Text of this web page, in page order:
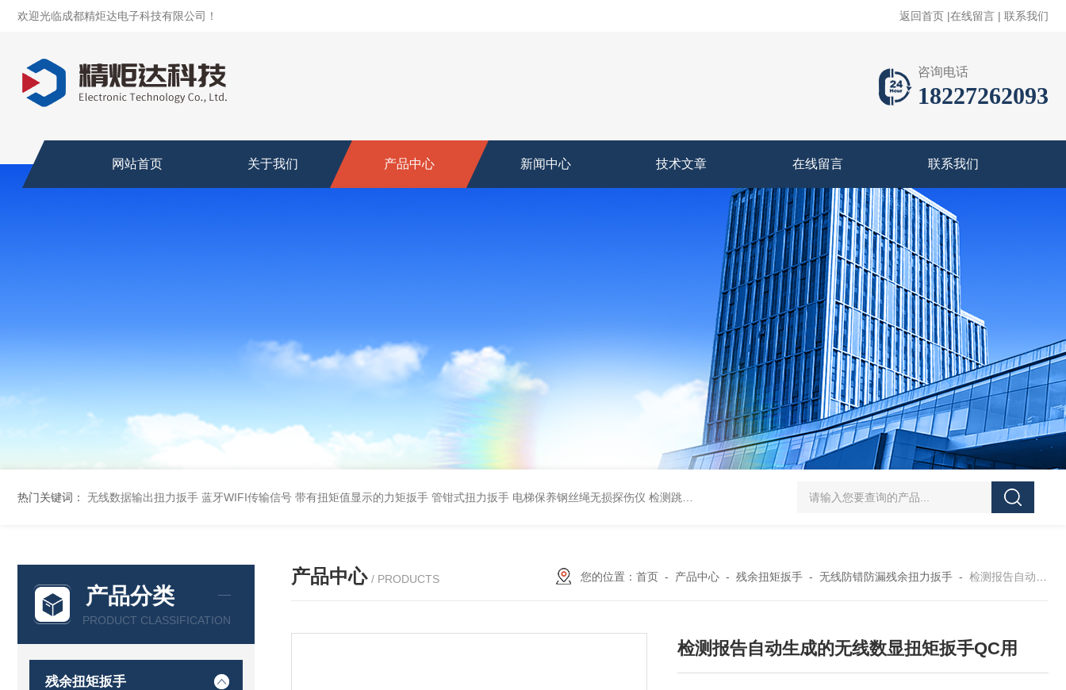
欢迎光临成都精炬达电子科技有限公司！ 返回首页 |在线留言 | 联系我们
咨询电话
18227262093
网站首页 关于我们 产品中心 新闻中心 技术文章 在线留言 联系我们
热门关键词： 无线数据输出扭力扳手 蓝牙WIFI传输信号 带有扭矩值显示的力矩扳手 管钳式扭力扳手 电梯保养钢丝绳无损探伤仪 检测跳丝/断丝 5-300N.m的扭矩扳手检定仪 机械扳手校准仪 JDSF100KN电子式拉
产品分类
PRODUCT CLASSIFICATION
残余扭矩扳手
产品中心 / PRODUCTS 您的位置： 首页- 产品中心- 残余扭矩扳手- 无线防错防漏残余扭力扳手- 检测报告自动生成的无线数显扭矩扳手QC用
检测报告自动生成的无线数显扭矩扳手QC用